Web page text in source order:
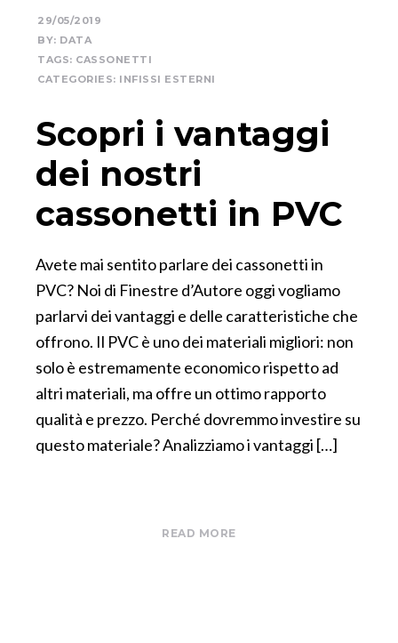
29/05/2019
BY: DATA
TAGS: CASSONETTI
CATEGORIES: INFISSI ESTERNI
Scopri i vantaggi
dei nostri
cassonetti in PVC
Avete mai sentito parlare dei cassonetti in
PVC? Noi di Finestre d’Autore oggi vogliamo
parlarvi dei vantaggi e delle caratteristiche che
offrono. Il PVC è uno dei materiali migliori: non
solo è estremamente economico rispetto ad
altri materiali, ma offre un ottimo rapporto
qualità e prezzo. Perché dovremmo investire su
questo materiale? Analizziamo i vantaggi […]
READ MORE